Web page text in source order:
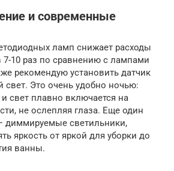
и современные
ламп снижает расходы
7-10 раз по сравнению с лампами
рекомендую установить датчик
Это очень удобно ночью:
свет плавно включается на
не ослепляя глаза. Еще один
диммируемые светильники,
яркость от яркой для уборки до
ванны.